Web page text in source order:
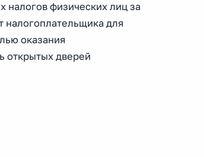
физических лиц за
налогоплательщика для
оказания
открытых дверей